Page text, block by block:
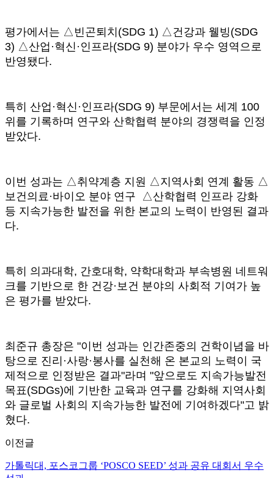
평가에서는 △빈곤퇴치(SDG 1) △건강과 웰빙(SDG
3) △산업·혁신·인프라(SDG 9) 분야가 우수 영역으로
반영됐다.
특히 산업·혁신·인프라(SDG 9) 부문에서는 세계 100
위를 기록하며 연구와 산학협력 분야의 경쟁력을 인정
받았다.
이번 성과는 △취약계층 지원 △지역사회 연계 활동 △
보건의료·바이오 분야 연구 △산학협력 인프라 강화
등 지속가능한 발전을 위한 본교의 노력이 반영된 결과
다.
특히 의과대학, 간호대학, 약학대학과 부속병원 네트워
크를 기반으로 한 건강·보건 분야의 사회적 기여가 높
은 평가를 받았다.
최준규 총장은 "이번 성과는 인간존중의 건학이념을 바
탕으로 진리·사랑·봉사를 실천해 온 본교의 노력이 국
제적으로 인정받은 결과"라며 "앞으로도 지속가능발전
목표(SDGs)에 기반한 교육과 연구를 강화해 지역사회
와 글로벌 사회의 지속가능한 발전에 기여하겠다"고 밝
혔다.
이전글
가톨릭대, 포스코그룹 ‘POSCO SEED’ 성과 공유 대회서 우수